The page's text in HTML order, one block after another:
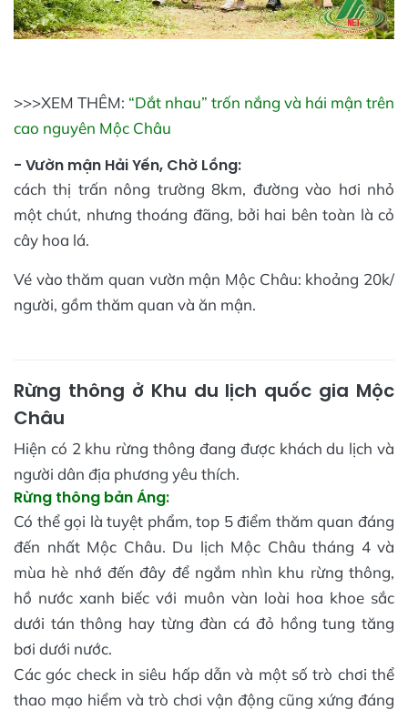
>>>XEM THÊM: “Dắt nhau” trốn nắng và hái mận trên
cao nguyên Mộc Châu
- Vườn mận Hải Yến, Chờ Lồng:
cách thị trấn nông trường 8km, đường vào hơi nhỏ
một chút, nhưng thoáng đãng, bởi hai bên toàn là cỏ
cây hoa lá.
Vé vào thăm quan vườn mận Mộc Châu: khoảng 20k/
người, gồm thăm quan và ăn mận.
Rừng thông ở Khu du lịch quốc gia Mộc
Châu
Hiện có 2 khu rừng thông đang được khách du lịch và
người dân địa phương yêu thích.
Rừng thông bản Áng:
Có thể gọi là tuyệt phẩm, top 5 điểm thăm quan đáng
đến nhất Mộc Châu. Du lịch Mộc Châu tháng 4 và
mùa hè nhớ đến đây để ngắm nhìn khu rừng thông,
hồ nước xanh biếc với muôn vàn loài hoa khoe sắc
dưới tán thông hay từng đàn cá đỏ hồng tung tăng
bơi dưới nước.
Các góc check in siêu hấp dẫn và một số trò chơi thể
thao mạo hiểm và trò chơi vận động cũng xứng đáng